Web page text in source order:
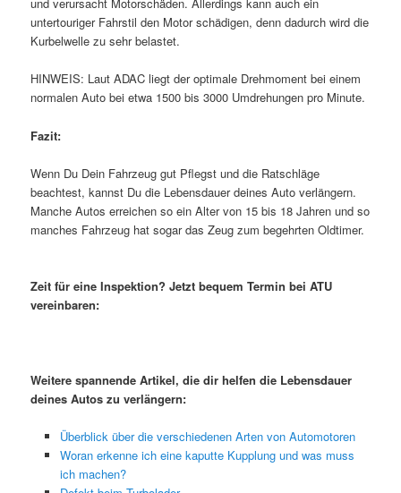
untertouriger Fahrstil den Motor schädigen, denn dadurch wird die
Kurbelwelle zu sehr belastet.
HINWEIS: Laut ADAC liegt der optimale Drehmoment bei einem
normalen Auto bei etwa 1500 bis 3000 Umdrehungen pro Minute.
Fazit:
Wenn Du Dein Fahrzeug gut Pflegst und die Ratschläge
beachtest, kannst Du die Lebensdauer deines Auto verlängern.
Manche Autos erreichen so ein Alter von 15 bis 18 Jahren und so
manches Fahrzeug hat sogar das Zeug zum begehrten Oldtimer.
Zeit für eine Inspektion? Jetzt bequem Termin bei ATU
vereinbaren:
Weitere spannende Artikel, die dir helfen die Lebensdauer
deines Autos zu verlängern:
Überblick über die verschiedenen Arten von Automotoren
Woran erkenne ich eine kaputte Kupplung und was muss
ich machen?